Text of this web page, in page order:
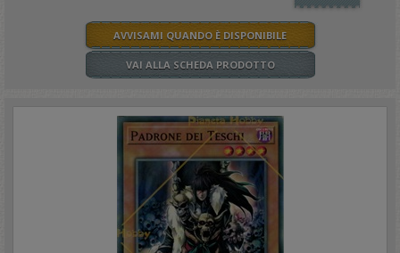
AVVISAMI QUANDO È DISPONIBILE
VAI ALLA SCHEDA PRODOTTO